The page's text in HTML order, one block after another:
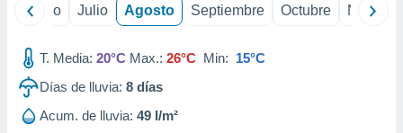
1199
Junio Julio Agosto Septiembre Octubre
T. Media: 20°C Max.: 26°C Min: 15°C
Días de lluvia: 8 días
Acum. de lluvia: 49 l/m²